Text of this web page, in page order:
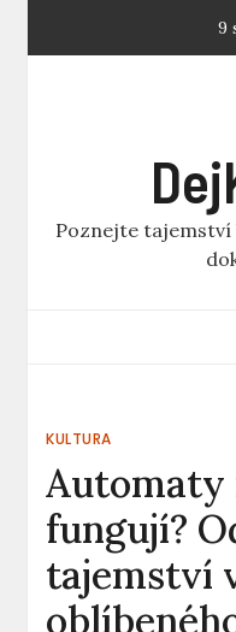
9
Poznejte
KULTURA
Automaty
fungují?
tajemství